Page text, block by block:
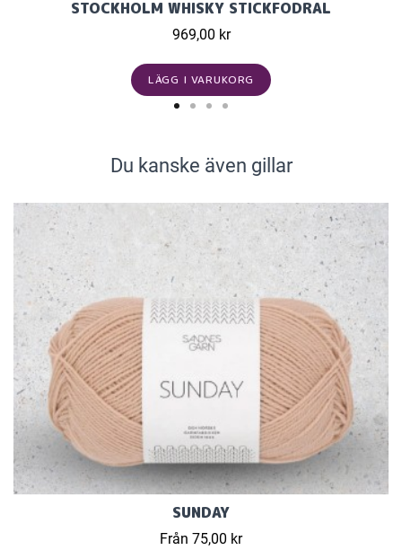
STOCKHOLM WHISKY STICKFODRAL
969,00 kr
LÄGG I VARUKORG
Du kanske även gillar
SUNDAY
Från 75,00 kr